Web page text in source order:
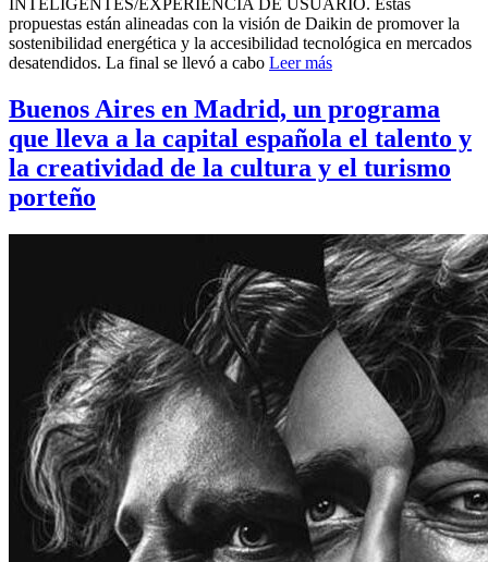
INTELIGENTES/EXPERIENCIA DE USUARIO. Estas
propuestas están alineadas con la visión de Daikin de promover la
sostenibilidad energética y la accesibilidad tecnológica en mercados
desatendidos. La final se llevó a cabo Leer más
Buenos Aires en Madrid, un programa
que lleva a la capital española el talento y
la creatividad de la cultura y el turismo
porteño